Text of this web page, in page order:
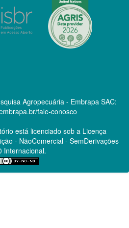
Agropecuária - Embrapa SAC:
fale-conosco
está licenciado sob a Licença
- NãoComercial - SemDerivações
Internacional.